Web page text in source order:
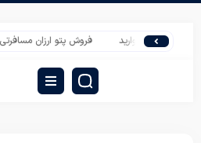
مروارید فروش پتو ارزان مسافرتی باران در